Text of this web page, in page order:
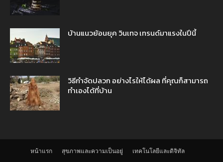
บ้านแนวย้อนยุค วินเทจ เทรนด์มาแรงในปีนี้
วิธีกำจัดปลวก อย่างไรให้ได้ผล ที่คุณก็สามารถ
ทำเองได้ที่บ้าน
หน้าแรก สุขภาพและความเป็นอยู่ เทคโนโลยีและดิจิทัล